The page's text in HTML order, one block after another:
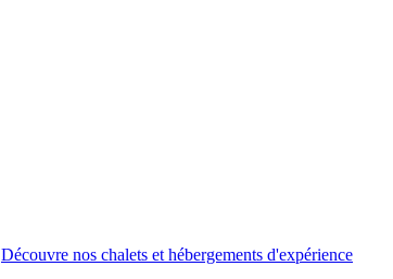
Découvre nos chalets et hébergements d'expérience